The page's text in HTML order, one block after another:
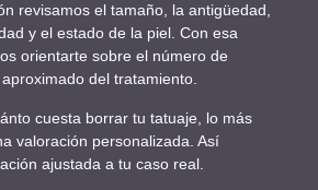
revisamos el tamaño, la antigüedad,
y el estado de la piel. Con esa
orientarte sobre el número de
del tratamiento.
cuesta borrar tu tatuaje, lo más
valoración personalizada. Así
ajustada a tu caso real.